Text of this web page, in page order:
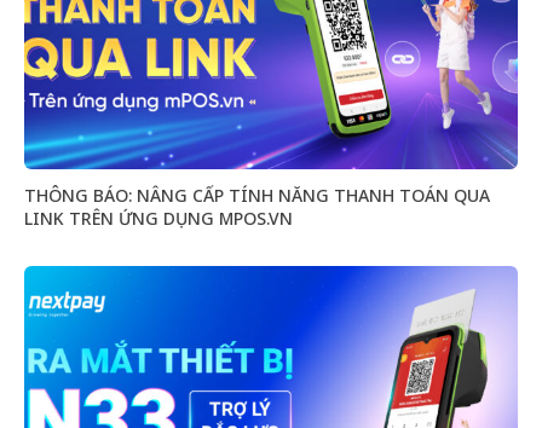
THÔNG BÁO: NÂNG CẤP TÍNH NĂNG THANH TOÁN QUA
LINK TRÊN ỨNG DỤNG MPOS.VN